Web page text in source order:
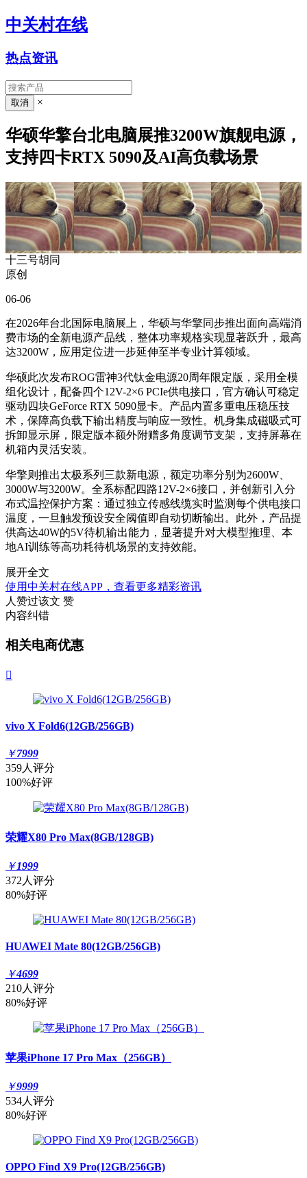
中关村在线
热点资讯
×
华硕华擎台北电脑展推3200W旗舰电源，
支持四卡RTX 5090及AI高负载场景
十三号胡同
原创
06-06
在2026年台北国际电脑展上，华硕与华擎同步推出面向高端消
费市场的全新电源产品线，整体功率规格实现显著跃升，最高
达3200W，应用定位进一步延伸至半专业计算领域。
华硕此次发布ROG雷神3代钛金电源20周年限定版，采用全模
组化设计，配备四个12V-2×6 PCIe供电接口，官方确认可稳定
驱动四块GeForce RTX 5090显卡。产品内置多重电压稳压技
术，保障高负载下输出精度与响应一致性。机身集成磁吸式可
拆卸显示屏，限定版本额外附赠多角度调节支架，支持屏幕在
机箱内灵活安装。
华擎则推出太极系列三款新电源，额定功率分别为2600W、
3000W与3200W。全系标配四路12V-2×6接口，并创新引入分
布式温控保护方案：通过独立传感线缆实时监测每个供电接口
温度，一旦触发预设安全阈值即自动切断输出。此外，产品提
供高达40W的5V待机输出能力，显著提升对大模型推理、本
地AI训练等高功耗待机场景的支持效能。
展开全文
使用中关村在线APP，查看更多精彩资讯
人赞过该文 赞
内容纠错
相关电商优惠

vivo X Fold6(12GB/256GB)
￥7999
359人评分
100%好评
荣耀X80 Pro Max(8GB/128GB)
￥1999
372人评分
80%好评
HUAWEI Mate 80(12GB/256GB)
￥4699
210人评分
80%好评
苹果iPhone 17 Pro Max（256GB）
￥9999
534人评分
80%好评
OPPO Find X9 Pro(12GB/256GB)